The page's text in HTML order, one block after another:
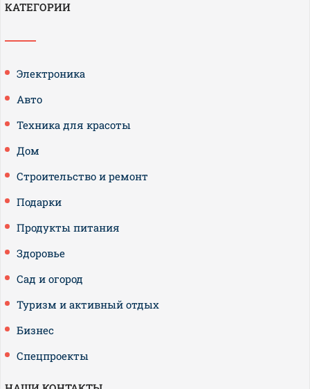
КАТЕГОРИИ
Электроника
Авто
Техника для красоты
Дом
Строительство и ремонт
Подарки
Продукты питания
Здоровье
Сад и огород
Туризм и активный отдых
Бизнес
Спецпроекты